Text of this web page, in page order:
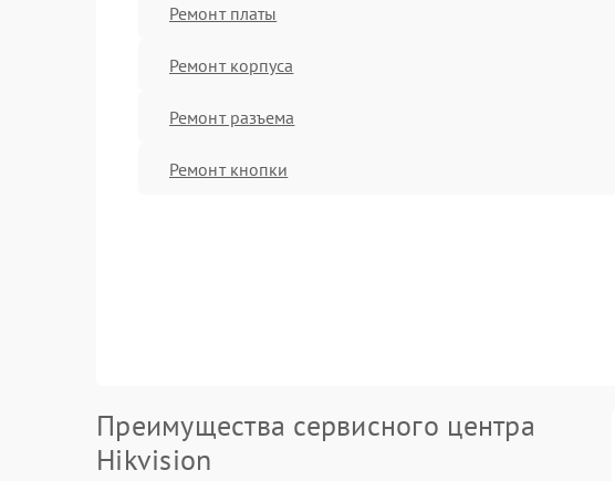
Ремонт платы
Ремонт корпуса
Ремонт разъема
Ремонт кнопки
Преимущества сервисного центра
Hikvision